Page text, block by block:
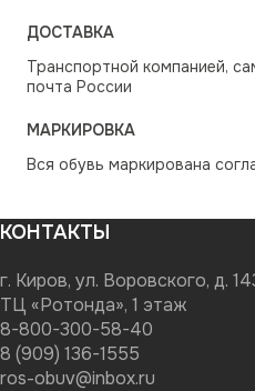
ДОСТАВКА
Транспортной компанией,
почта России
МАРКИРОВКА
Вся обувь маркирована
КОНТАКТЫ
г. Киров, ул. Воровского, д.
ТЦ «Ротонда», 1 этаж
8-800-300-58-40
8 (909) 136-1555
ros-obuv@inbox.ru